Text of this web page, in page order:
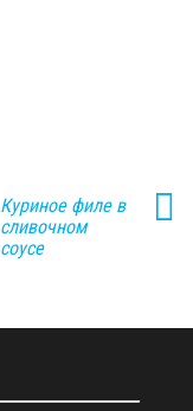
Куриное филе в
сливочном
соусе